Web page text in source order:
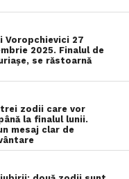
Voropchievici 27
2025. Finalul de
se răstoarnă
zodii care vor
la finalul lunii.
mesaj clar de